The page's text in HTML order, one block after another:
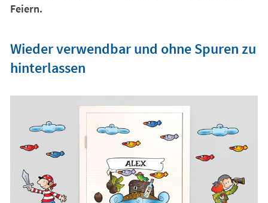
Feiern.
Wieder verwendbar und ohne Spuren zu
hinterlassen